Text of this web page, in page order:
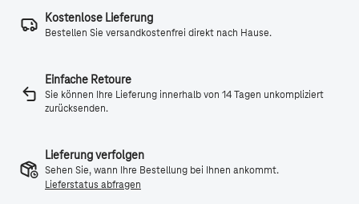
Kostenlose Lieferung
Bestellen Sie versandkostenfrei direkt nach Hause.
Einfache Retoure
Sie können Ihre Lieferung innerhalb von 14 Tagen unkompliziert
zurücksenden.
Lieferung verfolgen
Sehen Sie, wann Ihre Bestellung bei Ihnen ankommt.
Lieferstatus abfragen